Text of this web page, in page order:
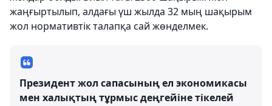
жаңғыртылып, алдағы үш жылда 32 мың шақырым
жол нормативтік талапқа сай жөнделмек.
Президент жол сапасының ел экономикасы
мен халықтың тұрмыс деңгейіне тікелей